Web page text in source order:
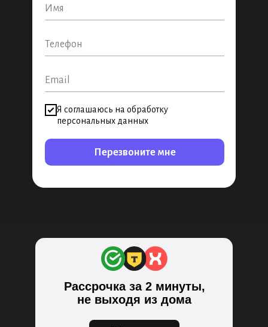
Я соглашаюсь на обработку
персональных данных
Перезвоните мне
Рассрочка за 2 минуты,
не выходя из дома